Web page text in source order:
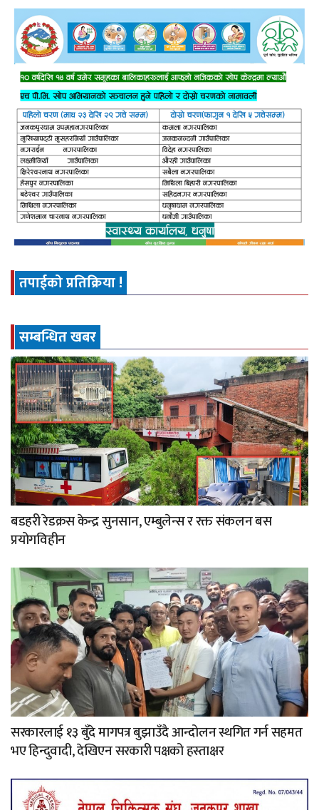
तपाईको प्रतिक्रिया !
सम्बन्धित खबर
बडहरी रेडक्रस केन्द्र सुनसान, एम्बुलेन्स र रक्त संकलन बस
प्रयोगविहीन
सरकारलाई १३ बुँदे मागपत्र बुझाउँदै आन्दोलन स्थगित गर्न सहमत
भए हिन्दुवादी, देखिएन सरकारी पक्षको हस्ताक्षर